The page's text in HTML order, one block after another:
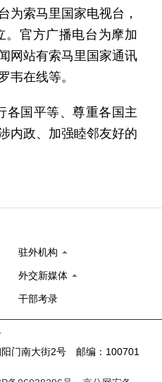
为索马里国家电视台，
。官方广播电台为摩加
网站有索马里国家通讯
韦在线等。
各国平等、尊重各国主
内政、加强睦邻友好的
驻外机构
外交新媒体
干部考录
门南大街2号 邮编：100701